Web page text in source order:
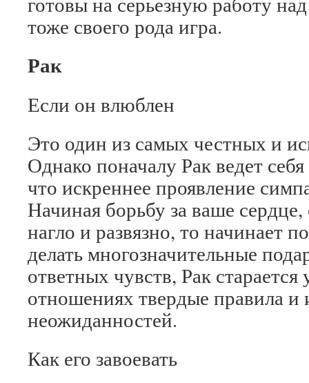
тоже своего рода игра.
Рак
Если он влюблен
Это один из самых честных и
Однако поначалу Рак ведет
что искреннее проявление
Начиная борьбу за ваше
нагло и развязно, то начинает
делать многозначительные
ответных чувств, Рак старается
отношениях твердые правила и
неожиданностей.
Как его завоевать